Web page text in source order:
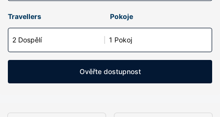
Travellers Pokoje
2 Dospělí 1 Pokoj
Ověřte dostupnost